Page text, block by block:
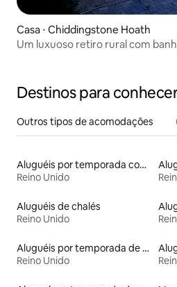
Casa ⋅ Chiddingstone Hoath
Um luxuoso retiro rural com
Destinos para
Outros tipos de acomodações
Aluguéis por temporada com banheira de hidromassagem
Reino Unido
Aluguéis de chalés
Reino Unido
Aluguéis por temporada de acomodações de luxo
Reino Unido